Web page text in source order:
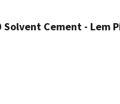
Solvent Cement - Lem